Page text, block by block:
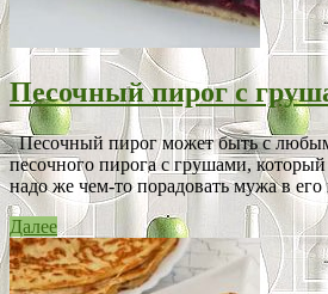
Песочный пирог с
Песочный пирог может быть с любыми
песочного пирога с грушами,
надо же чем-то порадовать мужа в
Далее